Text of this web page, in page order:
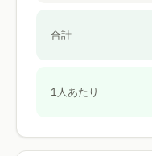
合計
1人あたり